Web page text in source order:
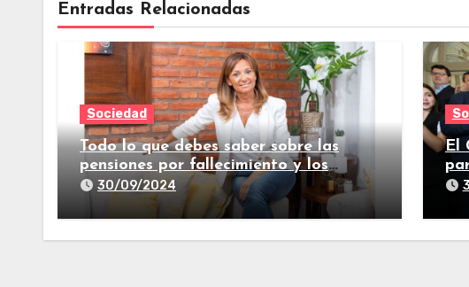
Entradas Relacionadas
Sociedad
Todo lo que debes saber sobre las
pensiones por fallecimiento y los
seguros de vida
30/09/2024
El